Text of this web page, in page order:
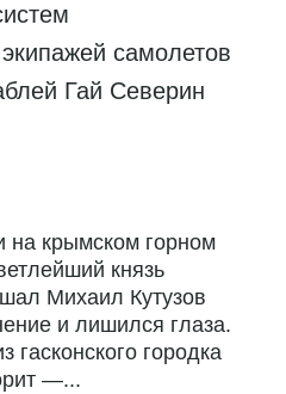
самолетов
Гай Северин
на крымском горном
князь
Михаил Кутузов
и лишился глаза.
городка
—...